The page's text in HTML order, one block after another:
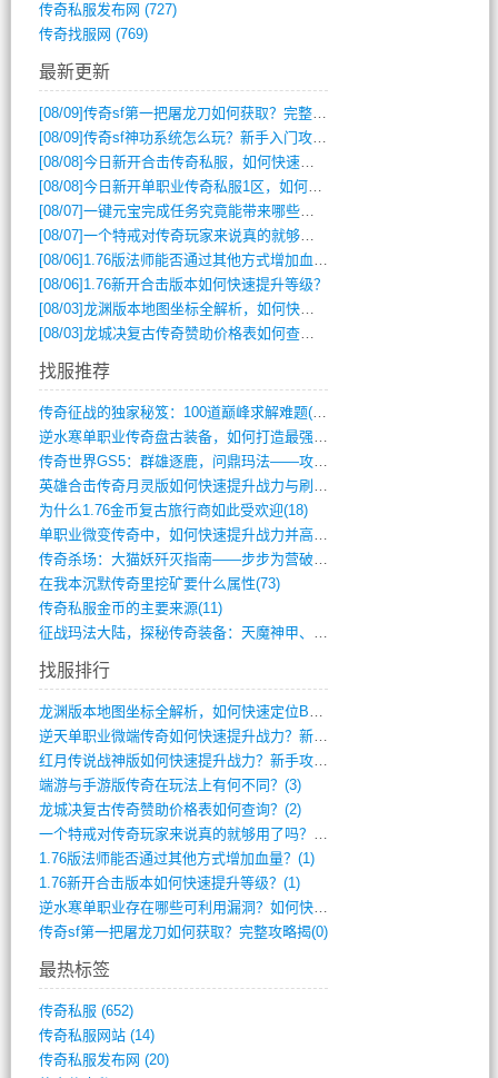
传奇私服发布网 (727)
传奇找服网 (769)
最新更新
[08/09]传奇sf第一把屠龙刀如何获取？完整攻略揭秘
[08/09]传奇sf神功系统怎么玩？新手入门攻略全解析
[08/08]今日新开合击传奇私服，如何快速提升角色战力？
[08/08]今日新开单职业传奇私服1区，如何快速升级与获取顶级装备？
[08/07]一键元宝完成任务究竟能带来哪些超值优势？
[08/07]一个特戒对传奇玩家来说真的就够用了吗？
[08/06] 1.76版法师能否通过其他方式增加血量？
[08/06] 1.76新开合击版本如何快速提升等级？
[08/03]龙渊版本地图坐标全解析，如何快速定位BOSS位置？
[08/03]龙城决复古传奇赞助价格表如何查询？
找服推荐
传奇征战的独家秘笈：100道巅峰求解难题(366)
逆水寒单职业传奇盘古装备，如何打造最强战(491)
传奇世界GS5：群雄逐鹿，问鼎玛法——攻(626)
英雄合击传奇月灵版如何快速提升战力与刷装(381)
为什么1.76金币复古旅行商如此受欢迎(18)
单职业微变传奇中，如何快速提升战力并高效(5)
传奇杀场：大猫妖歼灭指南——步步为营破强(347)
在我本沉默传奇里挖矿要什么属性(73)
传奇私服金币的主要来源(11)
征战玛法大陆，探秘传奇装备：天魔神甲、屠(870)
找服排行
龙渊版本地图坐标全解析，如何快速定位BO(4)
逆天单职业微端传奇如何快速提升战力？新手(4)
红月传说战神版如何快速提升战力？新手攻略(3)
端游与手游版传奇在玩法上有何不同？(3)
龙城决复古传奇赞助价格表如何查询？(2)
一个特戒对传奇玩家来说真的就够用了吗？(1)
1.76版法师能否通过其他方式增加血量？(1)
1.76新开合击版本如何快速提升等级？(1)
逆水寒单职业存在哪些可利用漏洞？如何快速(1)
传奇sf第一把屠龙刀如何获取？完整攻略揭(0)
最热标签
传奇私服 (652)
传奇私服网站(14)
传奇私服发布网 (20)